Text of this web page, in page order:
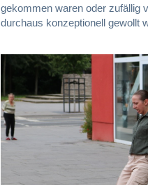
gekommen waren oder zufällig
durchaus konzeptionell gewollt